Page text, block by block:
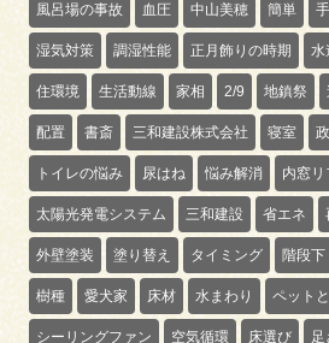
風呂場の事故 血圧 中山美穂 簡単
湿気対策 調湿性能 正月飾りの時期 水
住環境 生活動線 家相 2/9 地鎮祭
配置 書斎 三和建設株式会社 寝室
トイレの悩み 尿はね 悩み解消 内窓
太陽光発電システム 三和建設 省エネ
外壁塗装 塗り替え タイミング 階段下
樹種 愛犬家 床材 水まわり ペット
シーリングファン 空気循環 床選び 足